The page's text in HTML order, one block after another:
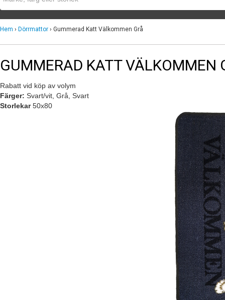
Hem › Dörrmattor › Gummerad Katt Välkommen Grå
GUMMERAD KATT VÄLKOMMEN
Rabatt vid köp av volym
Färger: Svart/vit, Grå, Svart
Storlekar50x80